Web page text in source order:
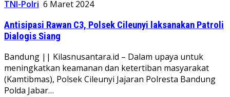
TNI-Polri 6 Maret 2024
Antisipasi Rawan C3, Polsek Cileunyi laksanakan Patroli
Dialogis Siang
Bandung || Kilasnusantara.id – Dalam upaya untuk
meningkatkan keamanan dan ketertiban masyarakat
(Kamtibmas), Polsek Cileunyi Jajaran Polresta Bandung
Polda Jabar…